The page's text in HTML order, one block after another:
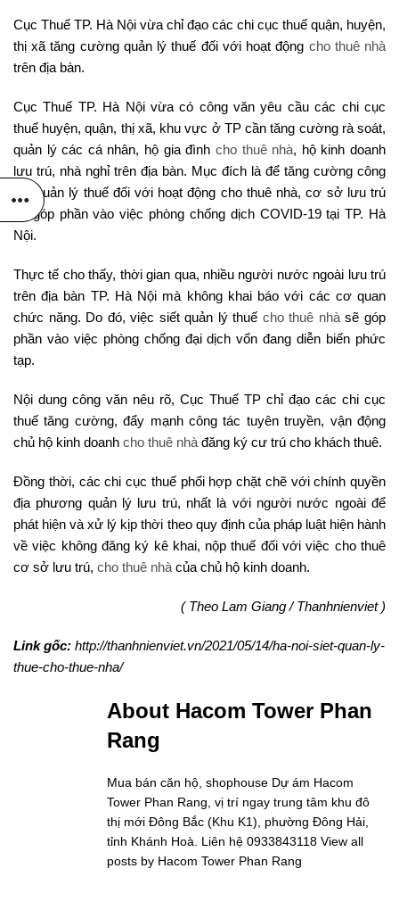
Cục Thuế TP. Hà Nội vừa chỉ đạo các chi cục thuế quận, huyện,
thị xã tăng cường quản lý thuế đối với hoạt động cho thuê nhà
trên địa bàn.
Cục Thuế TP. Hà Nội vừa có công văn yêu cầu các chi cục
thuế huyện, quận, thị xã, khu vực ở TP cần tăng cường rà soát,
quản lý các cá nhân, hộ gia đình cho thuê nhà, hộ kinh doanh
lưu trú, nhà nghỉ trên địa bàn. Mục đích là để tăng cường công
tác quản lý thuế đối với hoạt động cho thuê nhà, cơ sở lưu trú
và góp phần vào việc phòng chống dịch COVID-19 tại TP. Hà
Nội.
Thực tế cho thấy, thời gian qua, nhiều người nước ngoài lưu trú
trên địa bàn TP. Hà Nội mà không khai báo với các cơ quan
chức năng. Do đó, việc siết quản lý thuế cho thuê nhàsẽ góp
phần vào việc phòng chống đại dịch vốn đang diễn biến phức
tạp.
Nội dung công văn nêu rõ, Cục Thuế TP chỉ đạo các chi cục
thuế tăng cường, đẩy mạnh công tác tuyên truyền, vận động
chủ hộ kinh doanh cho thuê nhà đăng ký cư trú cho khách thuê.
Đồng thời, các chi cục thuế phối hợp chặt chẽ với chính quyền
địa phương quản lý lưu trú, nhất là với người nước ngoài để
phát hiện và xử lý kịp thời theo quy định của pháp luật hiện hành
về việc không đăng ký kê khai, nộp thuế đối với việc cho thuê
cơ sở lưu trú, cho thuê nhà của chủ hộ kinh doanh.
( Theo Lam Giang / Thanhnienviet )
Link gốc: http://thanhnienviet.vn/2021/05/14/ha-noi-siet-quan-ly-
thue-cho-thue-nha/
About Hacom Tower Phan
Rang
Mua bán căn hộ, shophouse Dự ám Hacom
Tower Phan Rang, vị trí ngay trung tâm khu đô
thị mới Đông Bắc (Khu K1), phường Đông Hải,
tỉnh Khánh Hoà. Liên hệ 0933843118 View all
posts by Hacom Tower Phan Rang